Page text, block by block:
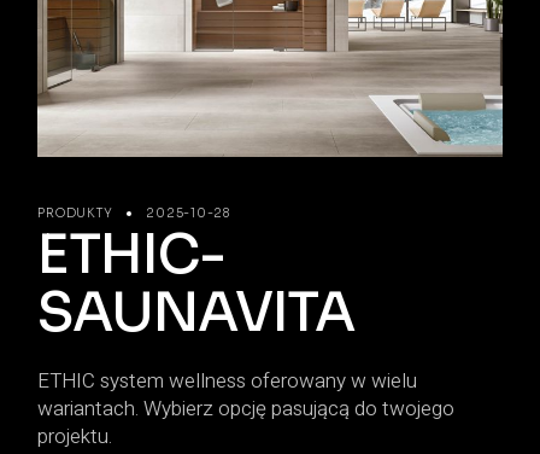
PRODUKTY 2025-10-28
ETHIC-
SAUNAVITA
ETHIC system wellness oferowany w wielu
wariantach. Wybierz opcję pasującą do twojego
projektu.